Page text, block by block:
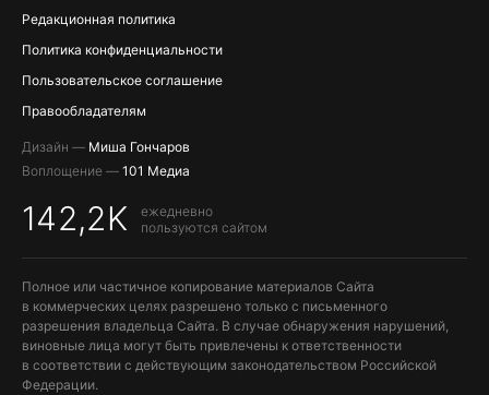
Редакционная политика
Политика конфиденциальности
Пользовательское соглашение
Правообладателям
Дизайн — Миша Гончаров
Воплощение — 101 Медиа
142,2K
ежедневно
пользуются сайтом
Полное или частичное копирование материалов Сайта
в коммерческих целях разрешено только с письменного
разрешения владельца Сайта. В случае обнаружения нарушений,
виновные лица могут быть привлечены к ответственности
в соответствии с действующим законодательством Российской
Федерации.